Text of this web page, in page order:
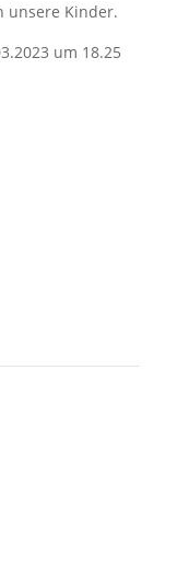
unsere Kinder.
um 18.25